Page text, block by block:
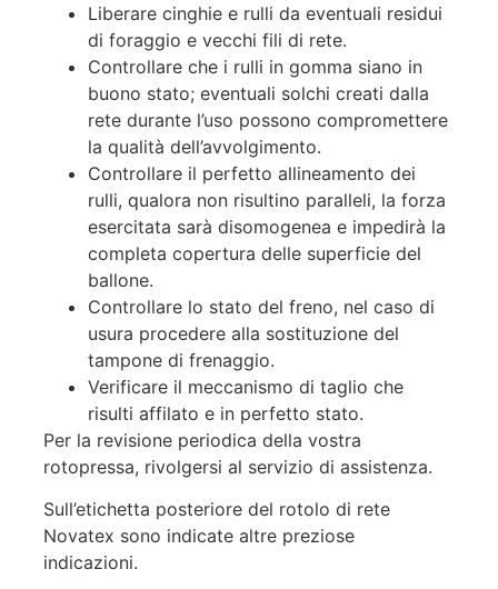
Liberare cinghie e rulli da eventuali residui
di foraggio e vecchi fili di rete.
Controllare che i rulli in gomma siano in
buono stato; eventuali solchi creati dalla
rete durante l’uso possono compromettere
la qualità dell’avvolgimento.
Controllare il perfetto allineamento dei
rulli, qualora non risultino paralleli, la forza
esercitata sarà disomogenea e impedirà la
completa copertura delle superficie del
ballone.
Controllare lo stato del freno, nel caso di
usura procedere alla sostituzione del
tampone di frenaggio.
Verificare il meccanismo di taglio che
risulti affilato e in perfetto stato.
Per la revisione periodica della vostra
rotopressa, rivolgersi al servizio di assistenza.
Sull’etichetta posteriore del rotolo di rete
Novatex sono indicate altre preziose
indicazioni.